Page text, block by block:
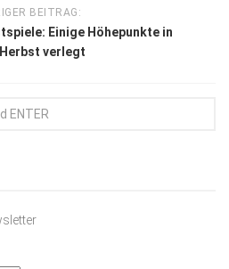
BEITRAG:
Einige Höhepunkte in
verlegt